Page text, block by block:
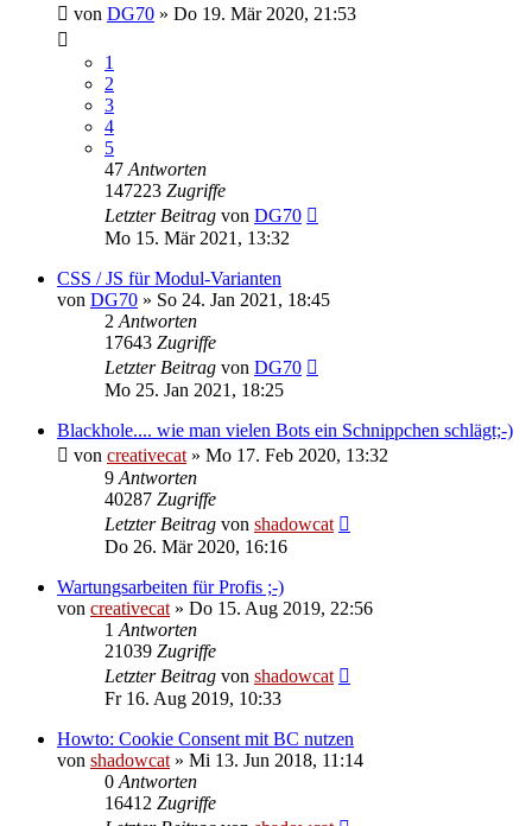
von DG70 » Do 19. Mär 2020, 21:53
1
2
3
4
5
47 Antworten
147223 Zugriffe
Letzter Beitrag von DG70
Mo 15. Mär 2021, 13:32
CSS / JS für Modul-Varianten
von DG70 » So 24. Jan 2021, 18:45
2 Antworten
17643 Zugriffe
Letzter Beitrag von DG70
Mo 25. Jan 2021, 18:25
Blackhole.... wie man vielen Bots ein Schnippchen schlägt;-)
von creativecat » Mo 17. Feb 2020, 13:32
9 Antworten
40287 Zugriffe
Letzter Beitrag von shadowcat
Do 26. Mär 2020, 16:16
Wartungsarbeiten für Profis ;-)
von creativecat » Do 15. Aug 2019, 22:56
1 Antworten
21039 Zugriffe
Letzter Beitrag von shadowcat
Fr 16. Aug 2019, 10:33
Howto: Cookie Consent mit BC nutzen
von shadowcat » Mi 13. Jun 2018, 11:14
0 Antworten
16412 Zugriffe